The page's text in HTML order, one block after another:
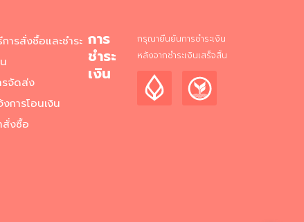
ารสั่งซื้อและชำระ
รจัดส่ง
งการโอนเงิน
สั่งซื้อ
การ
ชำระ
เงิน
กรุณายืนยันการชำระเงิน
หลังจากชำระเงินเสร็จสิ้น